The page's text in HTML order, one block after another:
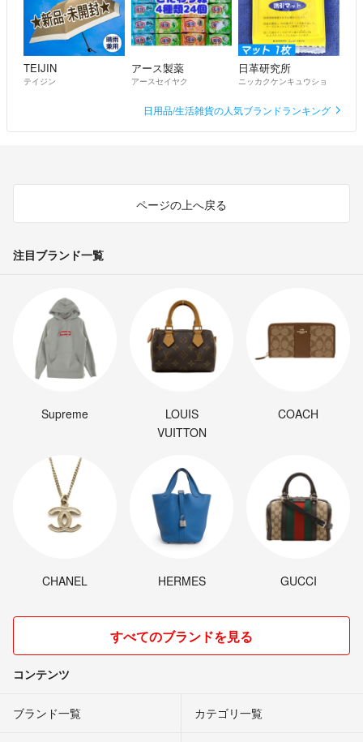
◆個人の所有物による出品です。
※素人の自宅保管のため新品であっても、外装等にスレやキズがある場
TEIJIN
テイジン
アース製薬
アースセイヤク
日革研究所
ニッカクケンキュウショ
日用品/生活雑貨の人気ブランドランキング
ページの上へ戻る
注目ブランド一覧
Supreme
LOUIS
VUITTON
COACH
CHANEL HERMES GUCCI
すべてのブランドを見る
コンテンツ
ブランド一覧 カテゴリ一覧